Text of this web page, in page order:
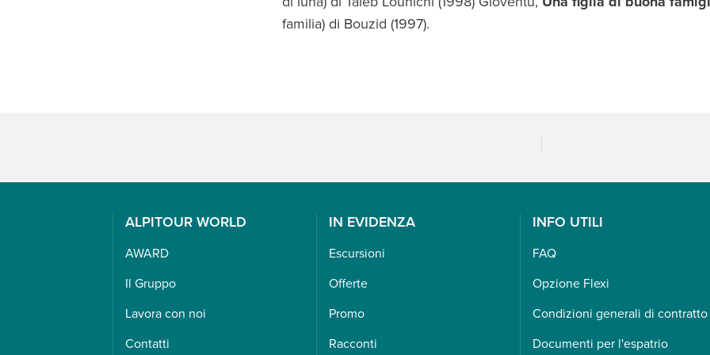
familia) di Bouzid (1997).
ALPITOUR WORLD
AWARD
Il Gruppo
Lavora con noi
Contatti
IN EVIDENZA
Escursioni
Offerte
Promo
Racconti
INFO UTILI
FAQ
Opzione Flexi
Condizioni generali di contratto
Documenti per l'espatrio